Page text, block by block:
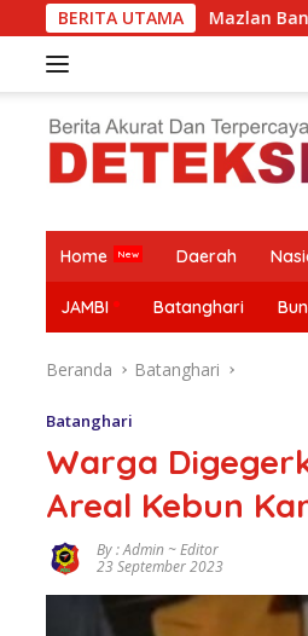
BERITA UTAMA
Mazlan Bantah Isu Pengalihan
Home Daerah
JAMBI Batanghari
Beranda Batanghari
Batanghari
Warga
Areal Kebun
By : Admin ~ Editor
23 September 2023